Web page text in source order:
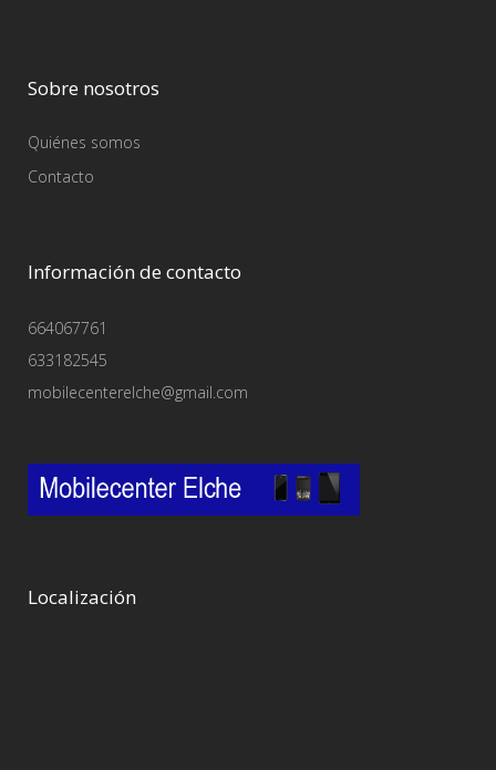
Sobre nosotros
Quiénes somos
Contacto
Información de contacto
664067761
633182545
mobilecenterelche@gmail.com
Localización